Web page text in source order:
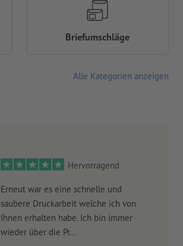
Hervorragend
Erneut war es eine schnelle und
saubere Druckarbeit welche ich von
Ihnen erhalten habe. Ich bin immer
wieder über die Pr...
Briefumschläge
Alle Kategorien anzeigen